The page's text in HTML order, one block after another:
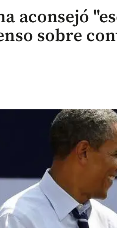
aconsejó
sobre